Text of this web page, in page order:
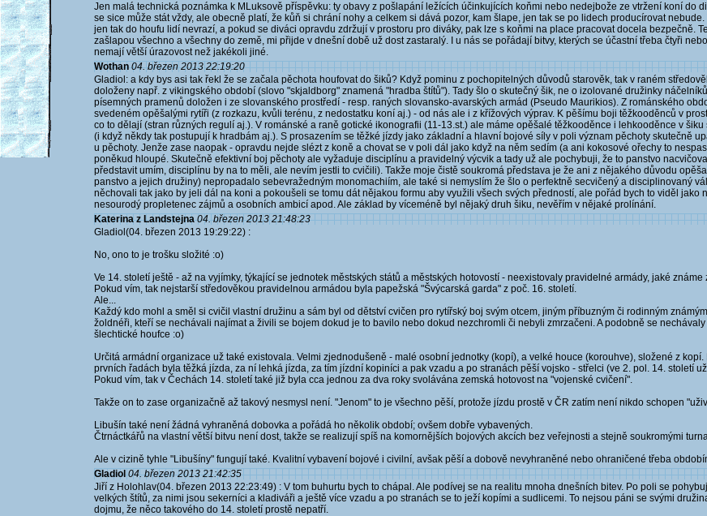
Jen malá technická poznámka k MLuksově příspěvku: ty obavy z pošlapání ležících účinkujících koňmi nebo nedejbože ze vtržení koní do
se sice může stát vždy, ale obecně platí, že kůň si chrání nohy a celkem si dává pozor, kam šlape, jen tak se po lidech producírovat
jen tak do houfu lidí nevrazí, a pokud se diváci opravdu zdržují v prostoru pro diváky, pak lze s koňmi na place pracovat docela bezpečně.
zašlapou všechno a všechny do země, mi přijde v dnešní době už dost zastaralý. I u nás se pořádají bitvy, kterých se účastní třeba čtyři
nemají větší úrazovost než jakékoli jiné.
Wothan 04. březen 2013 22:19:20
Gladiol: a kdy bys asi tak řekl že se začala pěchota houfovat do šiků? Když pominu z pochopitelných důvodů starověk, tak v raném
doloženy např. z vikingského období (slovo "skjaldborg" znamená "hradba štítů"). Tady šlo o skutečný šik, ne o izolované družinky
písemných pramenů doložen i ze slovanského prostředí - resp. raných slovansko-avarských armád (Pseudo Maurikios). Z románského
svedeném opěšalými rytíři (z rozkazu, kvůli terénu, z nedostatku koní aj.) - od nás ale i z křížových výprav. K pěšímu boji těžkooděnců v
co to dělají (stran různých regulí aj.). V románské a raně gotické ikonografii (11-13.st.) ale máme opěšalé těžkooděnce i lehkooděnce v
(i když někdy tak postupují k hradbám aj.). S prosazením se těžké jízdy jako základní a hlavní bojové síly v poli význam pěchoty skutečně
u pěchoty. Jenže zase naopak - opravdu nejde slézt z koně a chovat se v poli dál jako když na něm sedím (a ani kokosové ořechy to
poněkud hloupé. Skutečně efektivní boj pěchoty ale vyžaduje disciplínu a pravidelný výcvik a tady už ale pochybuji, že to panstvo
představit umím, disciplínu by na to měli, ale nevím jestli to cvičili). Takže moje čistě soukromá představa je že ani z nějakého důvodu
panstvo a jejich družiny) nepropadalo sebevražedným monomachiím, ale také si nemyslím že šlo o perfektně secvičený a disciplinovaný
něchovali tak jako by jeli dál na koni a pokoušeli se tomu dát nějakou formu aby využili všech svých předností, ale pořád bych to viděl jako
nesourodý propletenec zájmů a osobních ambicí apod. Ale základ by víceméně byl nějaký druh šiku, nevěřím v nějaké prolínání.
Katerina z Landstejna 04. březen 2013 21:48:23
Gladiol(04. březen 2013 19:29:22) :
No, ono to je trošku složité :o)
Ve 14. století ještě - až na vyjímky, týkající se jednotek městských států a městských hotovostí - neexistovaly pravidelné armády, jaké
Pokud vím, tak nejstarší středověkou pravidelnou armádou byla papežská "Švýcarská garda" z poč. 16. století.
Ale...
Každý kdo mohl a směl si cvičil vlastní družinu a sám byl od dětství cvičen pro rytířský boj svým otcem, jiným příbuzným či rodinným
žoldnéři, kteří se nechávali najímat a živili se bojem dokud je to bavilo nebo dokud nezchromli či nebyli zmrzačeni. A podobně se
šlechtické houfce :o)
Určitá armádní organizace už také existovala. Velmi zjednodušeně - malé osobní jednotky (kopí), a velké houce (korouhve), složené z
prvních řadách byla těžká jízda, za ní lehká jízda, za tím jízdní kopiníci a pak vzadu a po stranách pěší vojsko - střelci (ve 2. pol. 14. století
Pokud vím, tak v Čechách 14. století také již byla cca jednou za dva roky svolávána zemská hotovost na "vojenské cvičení".
Takže on to zase organizačně až takový nesmysl není. "Jenom" to je všechno pěší, protože jízdu prostě v ČR zatím není nikdo schopen
Libušín také není žádná vyhraněná dobovka a pořádá ho několik období; ovšem dobře vybavených.
Čtrnáctkářů na vlastní větší bitvu není dost, takže se realizují spíš na komornějších bojových akcích bez veřejnosti a stejně soukromými
Ale v cizině tyhle "Libušíny" fungují také. Kvalitní vybavení bojové i civilní, avšak pěší a dobově nevyhraněné nebo ohraničené třeba
Gladiol 04. březen 2013 21:42:35
Jiří z Holohlav(04. březen 2013 22:23:49) : V tom buhurtu bych to chápal. Ale podívej se na realitu mnoha dnešních bitev. Po poli se
velkých štítů, za nimi jsou sekerníci a kladiváři a ještě více vzadu a po stranách se to ježí kopími a sudlicemi. To nejsou páni se svými
dojmu, že něco takového do 14. století prostě nepatří.